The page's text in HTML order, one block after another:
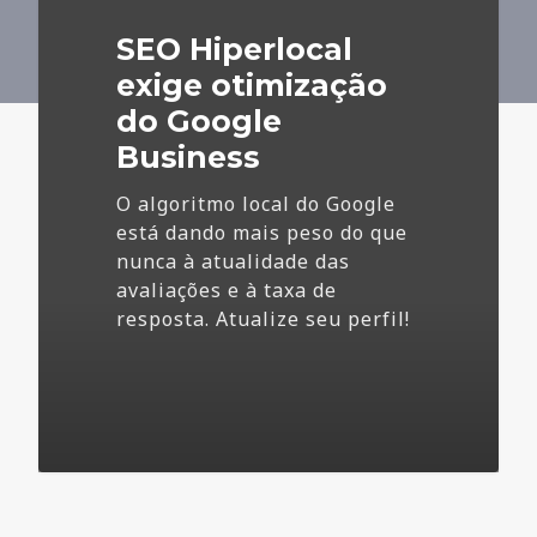
Business
SEO Hiperlocal
exige otimização
do Google
Business
O algoritmo local do Google
está dando mais peso do que
nunca à atualidade das
avaliações e à taxa de
resposta. Atualize seu perfil!